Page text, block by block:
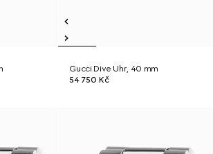
Gucci Dive Uhr, 40 mm
54 750 Kč